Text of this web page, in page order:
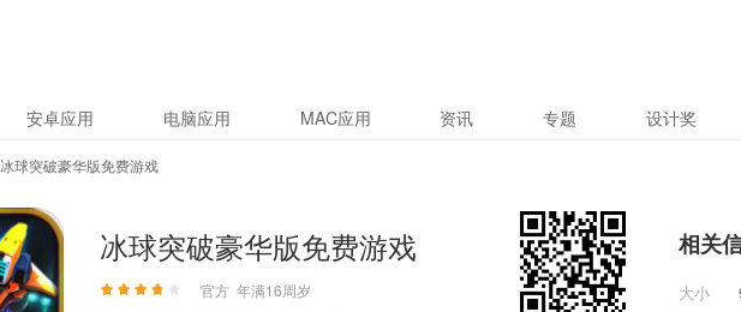
安卓应用 电脑应用 MAC应用 资讯 专题 设计奖
冰球突破豪华版免费游戏
冰球突破豪华版免费游戏
官方 年满16周岁
相关
大小